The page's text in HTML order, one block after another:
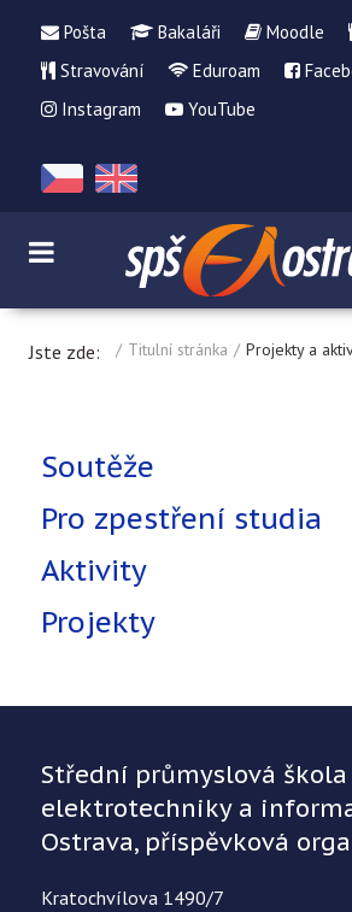
Pošta Bakaláři Moodle
Stravování
Eduroam
Instagram
YouTube
Jste zde: Titulní stránka Projekty a
Soutěže
Pro zpestření studia
Aktivity
Projekty
Střední průmyslová škola
elektrotechniky a
Ostrava, příspěvková
Kratochvílova 1490/7